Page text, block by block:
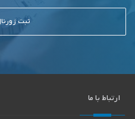
ثبت
ارتباط با ما